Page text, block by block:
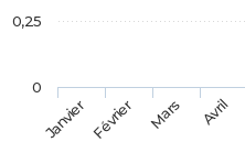
JanvierFévrier Mars Avril
0
0,25